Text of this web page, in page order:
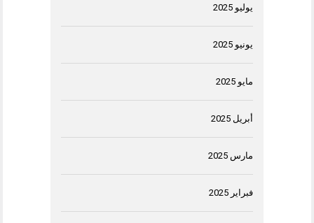
يوليو 2025
يونيو 2025
مايو 2025
أبريل 2025
مارس 2025
فبراير 2025